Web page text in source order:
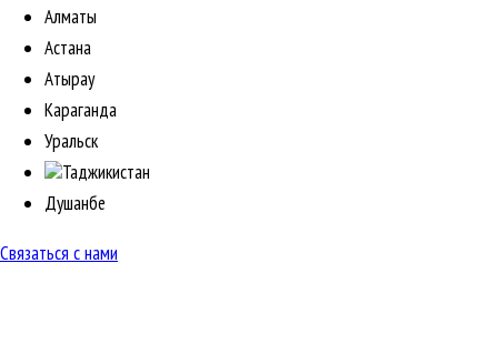
Алматы
Астана
Атырау
Караганда
Уральск
Таджикистан
Душанбе
Связаться с нами